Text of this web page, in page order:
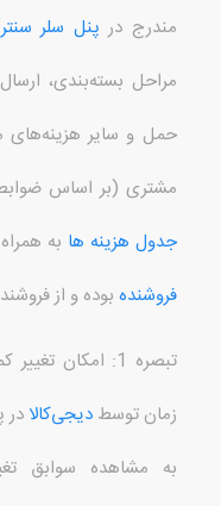
مندرج در پنل سلر سنتر
مراحل بسته‌بندی، ارسال
حمل و سایر هزینه‌های
مشتری (بر اساس
جدول هزینه ها به
فروشنده بوده و از
تبصره 1: امکان تغییر
زمان توسطدیجی‌کالا در
به مشاهده سوابق